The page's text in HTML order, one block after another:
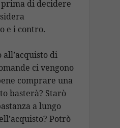
di decidere
e i contro.
all’acquisto di
ci vengono
comprare una
basterà? Starò
a lungo
Potrò